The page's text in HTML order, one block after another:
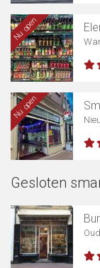
Nu open
Nu open
Gesloten